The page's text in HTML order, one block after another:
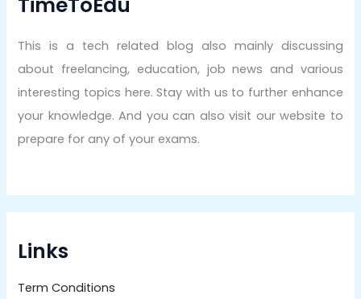
This is a tech related blog also mainly discussing
about freelancing, education, job news and various
interesting topics here. Stay with us to further enhance
your knowledge. And you can also visit our website to
prepare for any of your exams.
Links
Term Conditions